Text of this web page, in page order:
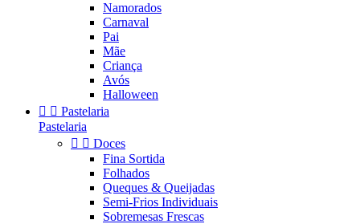
Namorados
Carnaval
Pai
Mãe
Criança
Avós
Halloween
  Pastelaria
Pastelaria
  Doces
Fina Sortida
Folhados
Queques & Queijadas
Semi-Frios Individuais
Sobremesas Frescas